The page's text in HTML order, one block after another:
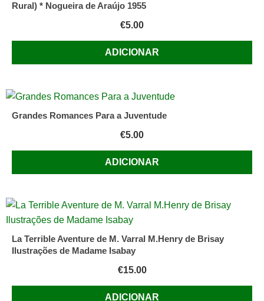
Rural) * Nogueira de Araújo 1955
€5.00
ADICIONAR
Grandes Romances Para a Juventude
€5.00
ADICIONAR
La Terrible Aventure de M. Varral M.Henry de Brisay
Ilustrações de Madame Isabay
€15.00
ADICIONAR